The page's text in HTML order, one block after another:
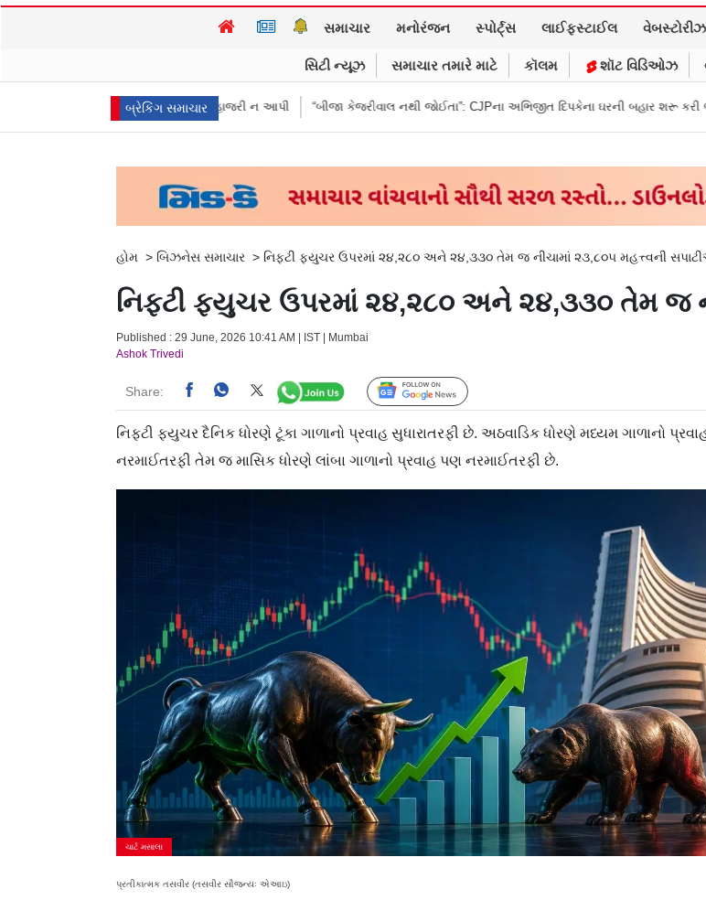
સમાચાર મનોરંજન સ્પોર્ટ્સ લાઈફસ્ટાઈલ વેબસ્ટોરીઝ
સિટી ન્યૂઝ સમાચાર તમારે માટે કૉલમ શૉટ વિડિઓઝ
બ્રેકિંગ સમાચાર
પૈસા મોકલાવ્યા પણ હાજરી ન આપી “બીજા કેજરીવાલ નથી જોઈતા”: CJPના અભિજીત દિપકેના ઘરની બહાર શરૂ કરી ભૂખ હડતાળ
હોમ > બિઝનેસ સમાચાર > નિફ્ટી ફ્યુચર ઉપરમાં ૨૪,૨૮૦ અને ૨૪,૩૩૦ તેમ જ નીચામાં ૨૩,૮૦૫ મહત્ત્વની
નિફ્ટી ફ્યુચર ઉપરમાં ૨૪,૨૮૦ અને ૨૪,૩૩૦ તેમ જ
Published : 29 June, 2026 10:41 AM | IST | Mumbai
Ashok Trivedi
Share: Follow Us
નિફ્ટી ફ્યુચર દૈનિક ધોરણે ટૂંકા ગાળાનો પ્રવાહ સુધારાતરફી છે. અઠવાડિક ધોરણે મધ્યમ ગાળાનો
નરમાઈતરફી તેમ જ માસિક ધોરણે લાંબા ગાળાનો પ્રવાહ પણ નરમાઈતરફી છે.
ચાર્ટ મસાલા
પ્રતીકાત્મક તસવીર (તસવીર સૌજન્યઃ એઆઇ)